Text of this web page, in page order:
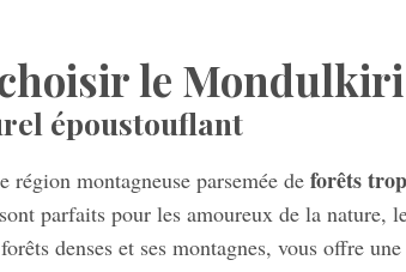
le
époustouflant
région montagneuse parsemée de forêts
parfaits pour les amoureux de la nature,
denses et ses montagnes, vous offre